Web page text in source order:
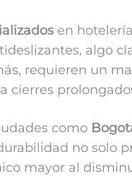
en
algo
requieren un
cierres
como
no solo
mayor al